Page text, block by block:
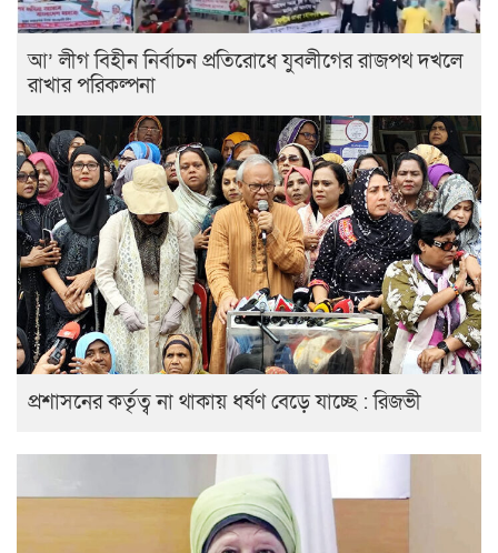
আ’ লীগ বিহীন নির্বাচন প্রতিরোধে যুবলীগের রাজপথ দখলে
রাখার পরিকল্পনা
প্রশাসনের কর্তৃত্ব না থাকায় ধর্ষণ বেড়ে যাচ্ছে : রিজভী